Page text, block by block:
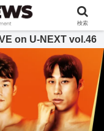
] 公式サイト
on U-NEXT vol.46
検索